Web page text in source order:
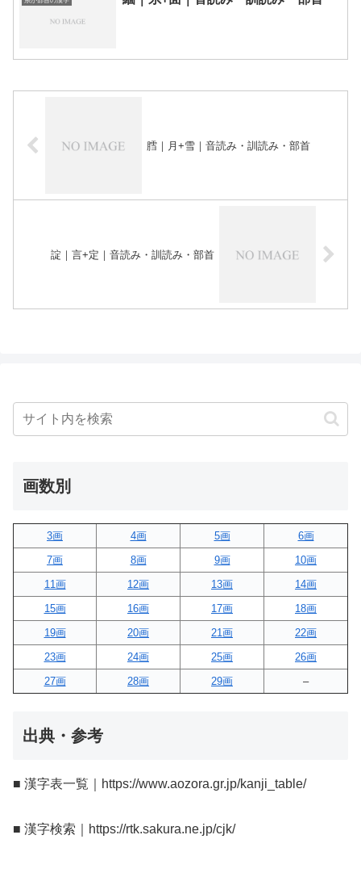
膤｜月+雪｜音読み・訓読み・部首
諚｜言+定｜音読み・訓読み・部首
画数別
3画 4画 5画
6画
7画
8画 9画
10画
11画
12画 13画
14画
15画
16画 17画
18画
19画
20画 21画
22画
23画
24画 25画
26画
27画
28画 29画 –
出典・参考
■ 漢字表一覧｜https://www.aozora.gr.jp/kanji_table/
■ 漢字検索｜https://rtk.sakura.ne.jp/cjk/